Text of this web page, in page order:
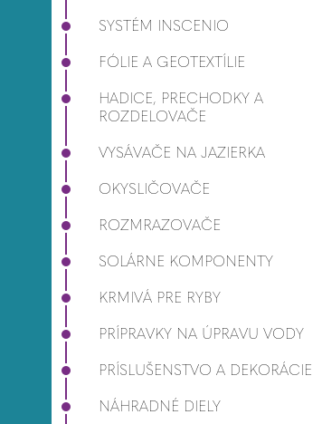
SYSTÉM INSCENIO
FÓLIE A GEOTEXTÍLIE
HADICE, PRECHODKY A
ROZDELOVAČE
VYSÁVAČE NA JAZIERKA
OKYSLIČOVAČE
ROZMRAZOVAČE
SOLÁRNE KOMPONENTY
KRMIVÁ PRE RYBY
PRÍPRAVKY NA ÚPRAVU VODY
PRÍSLUŠENSTVO A DEKORÁCIE
NÁHRADNÉ DIELY